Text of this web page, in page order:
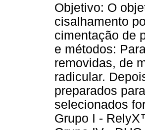
Objetivo: O
cisalhamento
cimentação de
e métodos:
removidas, de
radicular.
preparados
selecionados
Grupo I -